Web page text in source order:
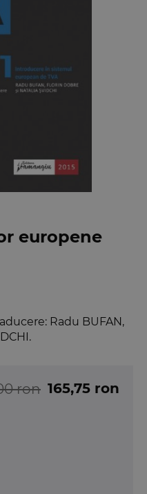
europene
Radu BUFAN,
ron 165,75 ron